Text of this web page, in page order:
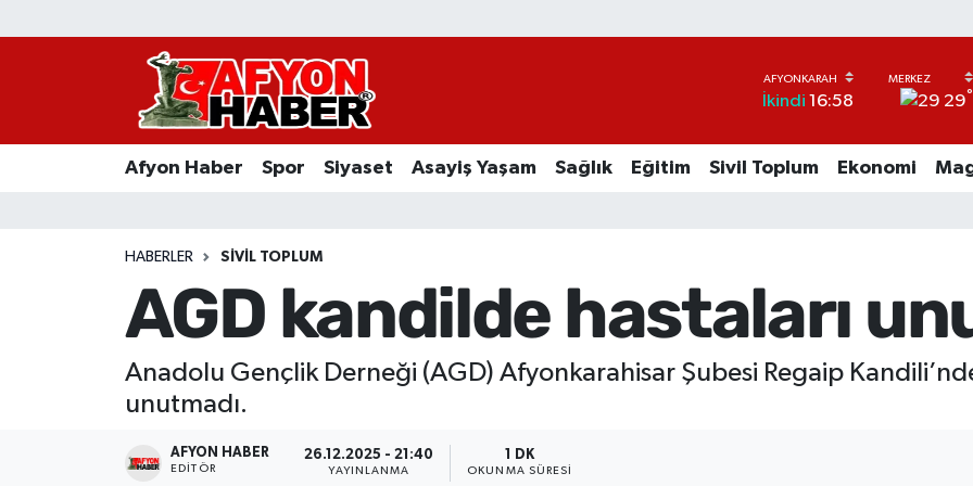
İkindi 16:58 29°
Afyon Haber Spor Siyaset Asayiş Yaşam Sağlık Eğitim Sivil Toplum Ekonomi
HABERLER SIVIL TOPLUM
AGD kandilde hastaları
Anadolu Gençlik Derneği (AGD) Afyonkarahisar Şubesi Regaip
unutmadı.
AFYON HABER
EDITÖR
26.12.2025 - 21:40
YAYINLANMA
1 DK
OKUNMA SÜRESI
Afyon Haber
Asayiş Yaşam
Sivil Toplum
Ekonomi